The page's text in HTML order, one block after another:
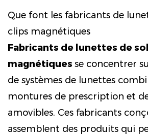
Que font les fabricants de
clips magnétiques
Fabricants de lunettes de
magnétiques se concentrer
de systèmes de lunettes
montures de prescription et
amovibles. Ces fabricants
assemblent des produits qui